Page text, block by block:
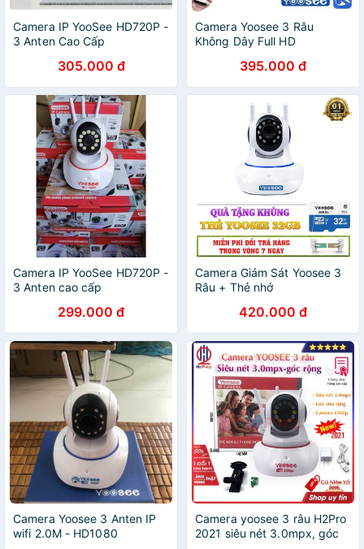
Camera IP YooSee HD720P -
3 Anten Cao Cấp
305.000 đ
Camera Yoosee 3 Râu
Không Dây Full HD
395.000 đ
Camera IP YooSee HD720P -
3 Anten cao cấp
299.000 đ
Camera Giám Sát Yoosee 3
Râu + Thẻ nhớ
420.000 đ
Camera Yoosee 3 Anten IP
wifi 2.0M - HD1080
Camera yoosee 3 râu H2Pro
2021 siêu nét 3.0mpx, góc